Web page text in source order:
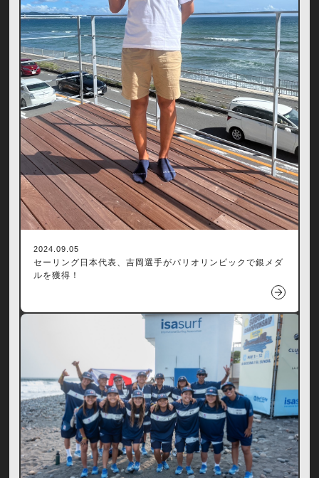
2024.09.05
セーリング日本代表、吉岡選手がパリオリンピックで銀メダ
ルを獲得！